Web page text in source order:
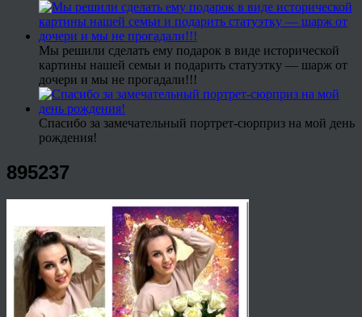
Мы решили сделать ему подарок в виде исторической
картины нашей семьи и подарить статуэтку — шарж от
дочери и мы не прогадали!!!
Спасибо за замечательный портрет-сюрприз на мой день
рождения!
895237